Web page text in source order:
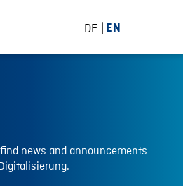
DE EN
news and announcements